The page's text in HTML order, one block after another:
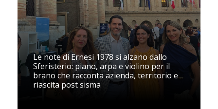
Le note di Ernesi 1978 si alzano dallo
Sferisterio: piano, arpa e violino per il
brano che racconta azienda, territorio e
riascita post sisma